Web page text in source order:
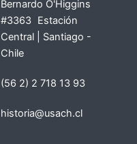
Bernardo O'Higgins
#3363 Estación
Central | Santiago -
Chile
(56 2) 2 718 13 93
historia@usach.cl